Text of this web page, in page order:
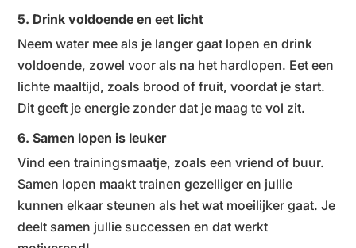
5. Drink voldoende en eet licht
Neem water mee als je langer gaat lopen en drink
voldoende, zowel voor als na het hardlopen. Eet een
lichte maaltijd, zoals brood of fruit, voordat je start.
Dit geeft je energie zonder dat je maag te vol zit.
6. Samen lopen is leuker
Vind een trainingsmaatje, zoals een vriend of buur.
Samen lopen maakt trainen gezelliger en jullie
kunnen elkaar steunen als het wat moeilijker gaat. Je
deelt samen jullie successen en dat werkt